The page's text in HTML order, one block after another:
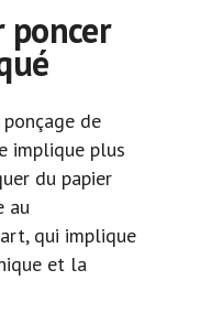
poncer
de
implique plus
du papier
au
art, qui implique
et la